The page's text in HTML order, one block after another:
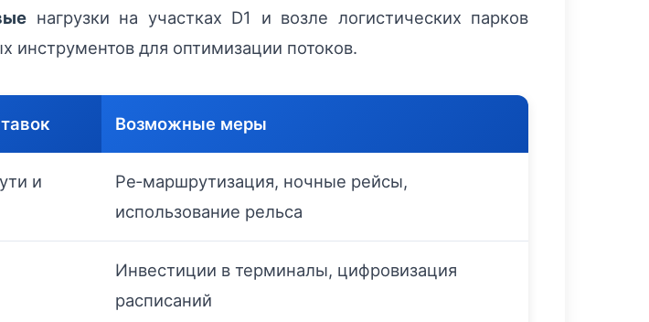
нагрузки на участках D1 и возле логистических парков
инструментов для оптимизации потоков.
Возможные меры
и
Ре‑маршрутизация, ночные рейсы,
использование рельса
Инвестиции в терминалы, цифровизация
расписаний